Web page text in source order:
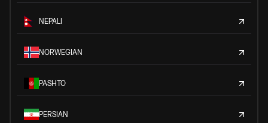
NEPALI
NORWEGIAN
PASHTO
PERSIAN